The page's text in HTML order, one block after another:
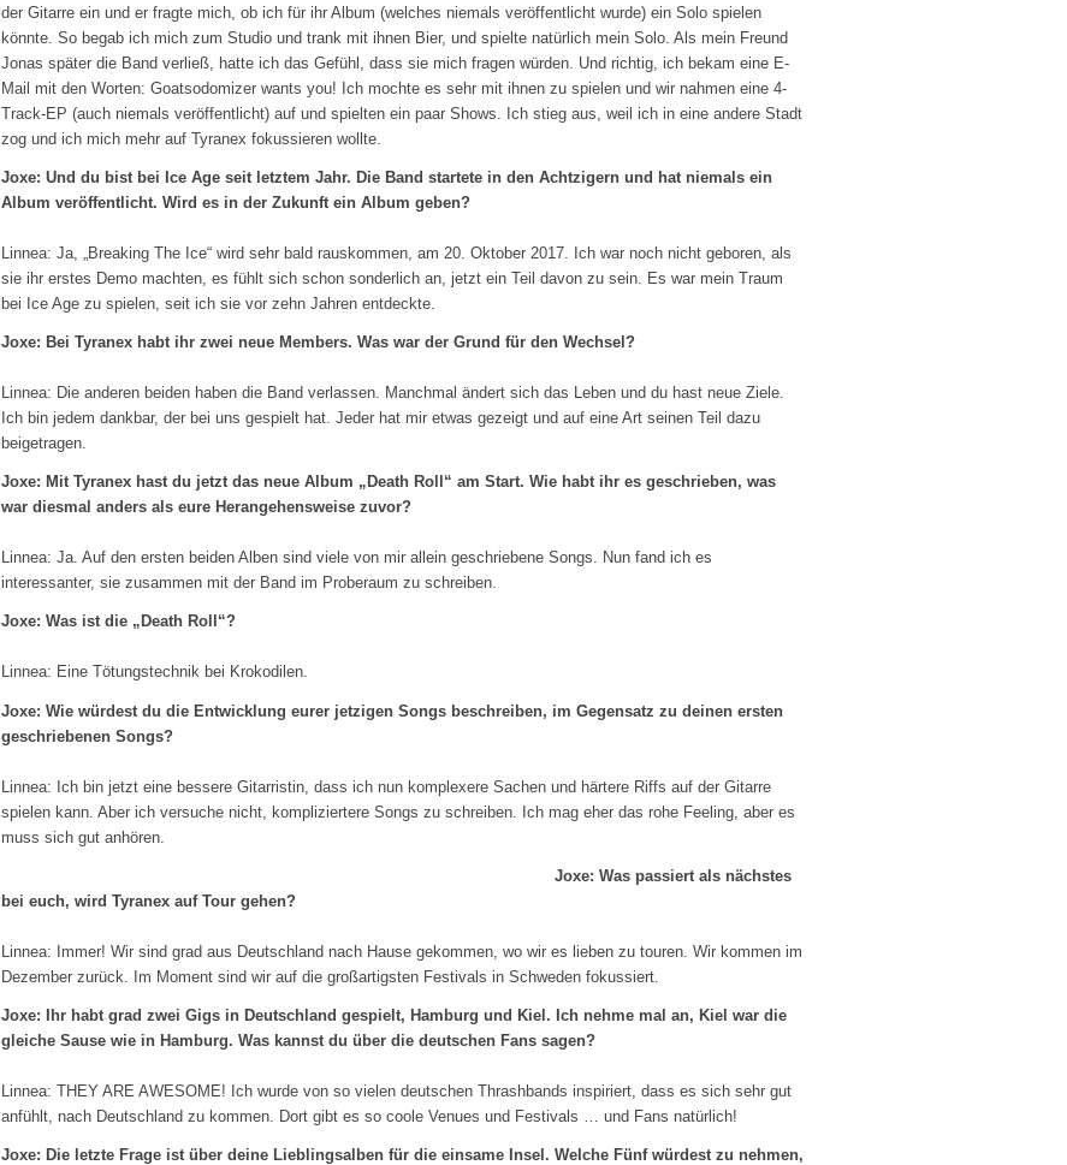
der Gitarre ein und er fragte mich, ob ich für ihr Album (welches niemals veröffentlicht wurde) ein Solo spielen
könnte. So begab ich mich zum Studio und trank mit ihnen Bier, und spielte natürlich mein Solo. Als mein Freund
Jonas später die Band verließ, hatte ich das Gefühl, dass sie mich fragen würden. Und richtig, ich bekam eine E-
Mail mit den Worten: Goatsodomizer wants you! Ich mochte es sehr mit ihnen zu spielen und wir nahmen eine 4-
Track-EP (auch niemals veröffentlicht) auf und spielten ein paar Shows. Ich stieg aus, weil ich in eine andere Stadt
zog und ich mich mehr auf Tyranex fokussieren wollte.
Joxe: Und du bist bei Ice Age seit letztem Jahr. Die Band startete in den Achtzigern und hat niemals ein
Album veröffentlicht. Wird es in der Zukunft ein Album geben?
Linnea: Ja, „Breaking The Ice“ wird sehr bald rauskommen, am 20. Oktober 2017. Ich war noch nicht geboren, als
sie ihr erstes Demo machten, es fühlt sich schon sonderlich an, jetzt ein Teil davon zu sein. Es war mein Traum
bei Ice Age zu spielen, seit ich sie vor zehn Jahren entdeckte.
Joxe: Bei Tyranex habt ihr zwei neue Members. Was war der Grund für den Wechsel?
Linnea: Die anderen beiden haben die Band verlassen. Manchmal ändert sich das Leben und du hast neue Ziele.
Ich bin jedem dankbar, der bei uns gespielt hat. Jeder hat mir etwas gezeigt und auf eine Art seinen Teil dazu
beigetragen.
Joxe: Mit Tyranex hast du jetzt das neue Album „Death Roll“ am Start. Wie habt ihr es geschrieben, was
war diesmal anders als eure Herangehensweise zuvor?
Linnea: Ja. Auf den ersten beiden Alben sind viele von mir allein geschriebene Songs. Nun fand ich es
interessanter, sie zusammen mit der Band im Proberaum zu schreiben.
Joxe: Was ist die „Death Roll“?
Linnea: Eine Tötungstechnik bei Krokodilen.
Joxe: Wie würdest du die Entwicklung eurer jetzigen Songs beschreiben, im Gegensatz zu deinen ersten
geschriebenen Songs?
Linnea: Ich bin jetzt eine bessere Gitarristin, dass ich nun komplexere Sachen und härtere Riffs auf der Gitarre
spielen kann. Aber ich versuche nicht, kompliziertere Songs zu schreiben. Ich mag eher das rohe Feeling, aber es
muss sich gut anhören.
Joxe: Was passiert als nächstes
bei euch, wird Tyranex auf Tour gehen?
Linnea: Immer! Wir sind grad aus Deutschland nach Hause gekommen, wo wir es lieben zu touren. Wir kommen im
Dezember zurück. Im Moment sind wir auf die großartigsten Festivals in Schweden fokussiert.
Joxe: Ihr habt grad zwei Gigs in Deutschland gespielt, Hamburg und Kiel. Ich nehme mal an, Kiel war die
gleiche Sause wie in Hamburg. Was kannst du über die deutschen Fans sagen?
Linnea: THEY ARE AWESOME! Ich wurde von so vielen deutschen Thrashbands inspiriert, dass es sich sehr gut
anfühlt, nach Deutschland zu kommen. Dort gibt es so coole Venues und Festivals … und Fans natürlich!
Joxe: Die letzte Frage ist über deine Lieblingsalben für die einsame Insel. Welche Fünf würdest zu nehmen,